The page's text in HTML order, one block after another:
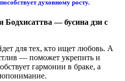
духовному росту.
Бодхисаттва — бусина дзи с
для тех, кто ищет любовь. А
— поможет укрепить и
гармонии в браке, а